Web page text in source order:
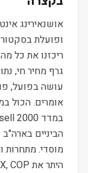
ריכזנו את כל
גרף מחיר חי,
עושה בפועל,
אומרים. הכול
הביניים בארה"ב
מוסדי. מתחרות